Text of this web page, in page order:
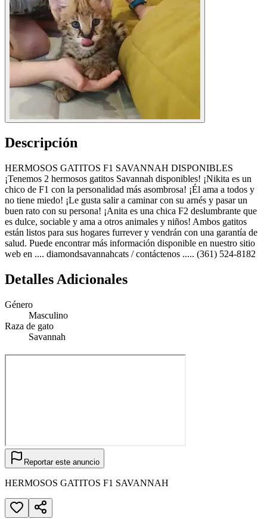
Descripción
HERMOSOS GATITOS F1 SAVANNAH DISPONIBLES
¡Tenemos 2 hermosos gatitos Savannah disponibles! ¡Nikita es un
chico de F1 con la personalidad más asombrosa! ¡Él ama a todos y
no tiene miedo! ¡Le gusta salir a caminar con su arnés y pasar un
buen rato con su persona! ¡Anita es una chica F2 deslumbrante que
es dulce, sociable y ama a otros animales y niños! Ambos gatitos
están listos para sus hogares furrever y vendrán con una garantía de
salud. Puede encontrar más información disponible en nuestro sitio
web en .... diamondsavannahcats / contáctenos ..... (361) 524-8182‬
Detalles Adicionales
Género
Masculino
Raza de gato
Savannah
Reportar este anuncio
HERMOSOS GATITOS F1 SAVANNAH